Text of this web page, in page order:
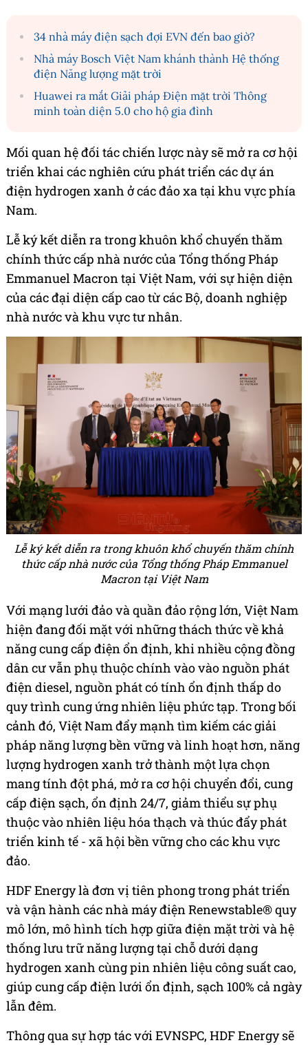
34 nhà máy điện sạch đợi EVN đến bao giờ?
Nhà máy Bosch Việt Nam khánh thành Hệ thống
điện Năng lượng mặt trời
Huawei ra mắt Giải pháp Điện mặt trời Thông
minh toàn diện 5.0 cho hộ gia đình
Mối quan hệ đối tác chiến lược này sẽ mở ra cơ hội
triển khai các nghiên cứu phát triển các dự án
điện hydrogen xanh ở các đảo xa tại khu vực phía
Nam.
Lễ ký kết diễn ra trong khuôn khổ chuyến thăm
chính thức cấp nhà nước của Tổng thống Pháp
Emmanuel Macron tại Việt Nam, với sự hiện diện
của các đại diện cấp cao từ các Bộ, doanh nghiệp
nhà nước và khu vực tư nhân.
Lễ ký kết diễn ra trong khuôn khổ chuyến thăm chính
thức cấp nhà nước của Tổng thống Pháp Emmanuel
Macron tại Việt Nam
Với mạng lưới đảo và quần đảo rộng lớn, Việt Nam
hiện đang đối mặt với những thách thức về khả
năng cung cấp điện ổn định, khi nhiều cộng đồng
dân cư vẫn phụ thuộc chính vào vào nguồn phát
điện diesel, nguồn phát có tính ổn định thấp do
quy trình cung ứng nhiên liệu phức tạp. Trong bối
cảnh đó, Việt Nam đẩy mạnh tìm kiếm các giải
pháp năng lượng bền vững và linh hoạt hơn, năng
lượng hydrogen xanh trở thành một lựa chọn
mang tính đột phá, mở ra cơ hội chuyển đổi, cung
cấp điện sạch, ổn định 24/7, giảm thiểu sự phụ
thuộc vào nhiên liệu hóa thạch và thúc đẩy phát
triển kinh tế - xã hội bền vững cho các khu vực
đảo.
HDF Energy là đơn vị tiên phong trong phát triển
và vận hành các nhà máy điện Renewstable® quy
mô lớn, mô hình tích hợp giữa điện mặt trời và hệ
thống lưu trữ năng lượng tại chỗ dưới dạng
hydrogen xanh cùng pin nhiên liệu công suất cao,
giúp cung cấp điện lưới ổn định, sạch 100% cả ngày
lẫn đêm.
Thông qua sự hợp tác với EVNSPC, HDF Energy sẽ